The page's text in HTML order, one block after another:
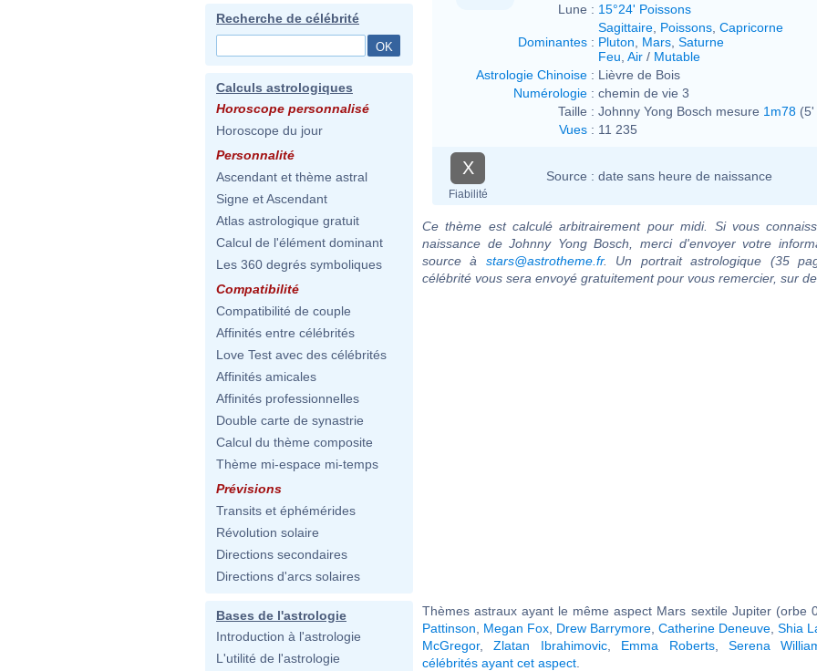
Recherche de célébrité
Calculs astrologiques
Horoscope personnalisé
Horoscope du jour
Personnalité
Ascendant et thème astral
Signe et Ascendant
Atlas astrologique gratuit
Calcul de l'élément dominant
Les 360 degrés symboliques
Compatibilité
Compatibilité de couple
Affinités entre célébrités
Love Test avec des célébrités
Affinités amicales
Affinités professionnelles
Double carte de synastrie
Calcul du thème composite
Thème mi-espace mi-temps
Prévisions
Transits et éphémérides
Révolution solaire
Directions secondaires
Directions d'arcs solaires
Bases de l'astrologie
Introduction à l'astrologie
L'utilité de l'astrologie
Lune : 15°24' Poissons
Dominantes :
Sagittaire Poissons Capricorne
Pluton
Mars Saturne
Feu Air / Mutable
Astrologie Chinoise : Lièvre de Bois
Numérologie : chemin de vie 3
Taille : Johnny Yong Bosch mesure 1m78 (5'
Vues : 11 235
X
Fiabilité
Source : date sans heure de naissance
Ce thème est calculé arbitrairement pour midi. Si vous
naissance de Johnny Yong Bosch, merci d'envoyer votre
source à stars@astrotheme.fr. Un portrait astrologique (35
célébrité vous sera envoyé gratuitement pour vous remercier, sur
Thèmes astraux ayant le même aspect Mars sextile Jupiter (orbe
Pattinson
Megan Fox Drew Barrymore Catherine Deneuve Shia
McGregor,Zlatan Ibrahimovic, Emma Roberts, Serena
célébrités ayant cet aspect